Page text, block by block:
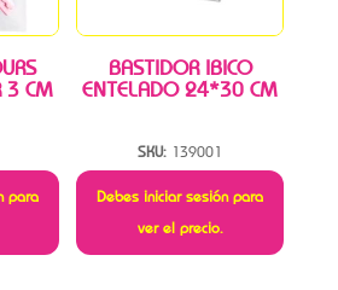
3 CM
para
BASTIDOR IBICO
ENTELADO 24*30 CM
SKU: 139001
Debes iniciar sesión para
ver el precio.